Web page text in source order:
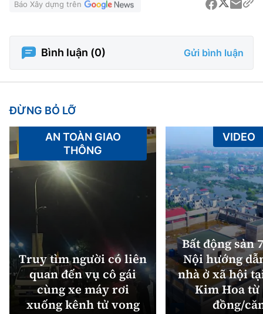
Báo Xây dựng trên
Bình luận (0) Gửi bình luận
ĐỪNG BỎ LỠ
Truy tìm người có liên
quan đến vụ cô gái
cùng xe máy rơi
xuống kênh tử vong
AN TOÀN GIAO
THÔNG
Bất động sản
Nội hướng
nhà ở xã hội
Kim Hoa từ
đồng/
VIDEO